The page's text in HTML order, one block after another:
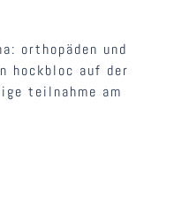
orthopäden und
hockbloc auf der
teilnahme am